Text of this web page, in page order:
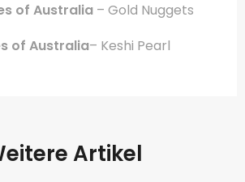
of Australia – Gold Nuggets
of Australia– Keshi Pearl
Artikel